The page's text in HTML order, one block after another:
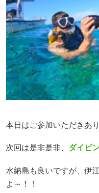
本日はご参加いただきあ
次回は是非是非、 ダイビ
水納島も良いですが、伊
よ～！！